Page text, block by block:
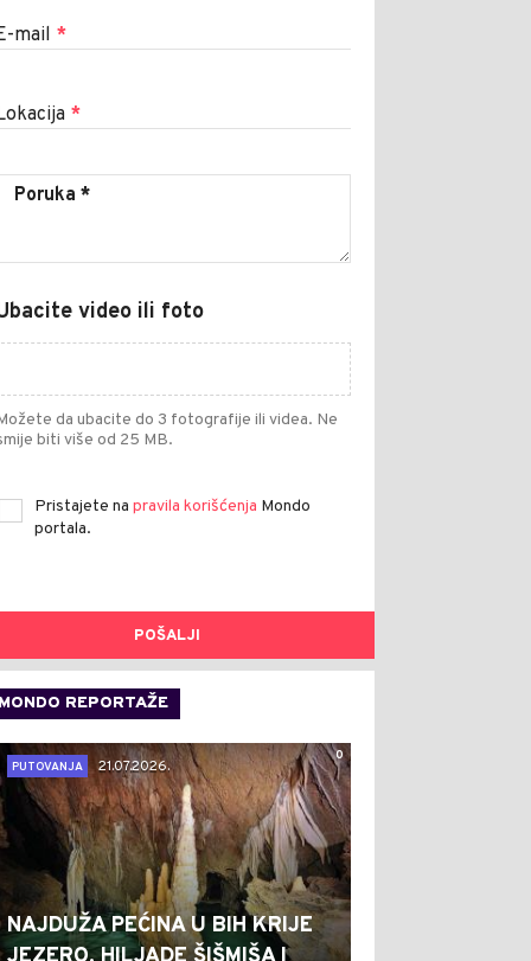
mail *
*
video ili foto
da ubacite do 3 fotografije ili videa. Ne
biti više od 25 MB.
Pristajete na pravila korišćenja Mondo
portala.
POŠALJI
MONDO REPORTAŽE
0
PUTOVANJA
21.07.2026.
NAJDUŽA PEĆINA U BIH KRIJE